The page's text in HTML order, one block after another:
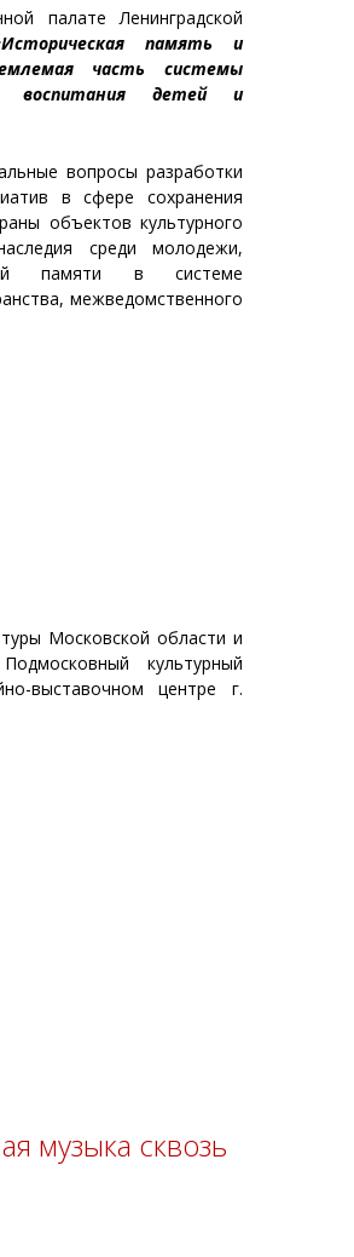
палате Ленинградской
память и
часть системы
и воспитания детей и
вопросы разработки
в сфере сохранения
объектов культурного
среди молодежи,
памяти в системе
межведомственного
Московской области и
культурный
выставочном центре г.
музыка сквозь